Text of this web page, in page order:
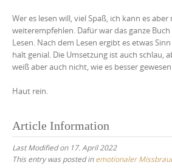
Wer es lesen will, viel Spaß, ich kann es
weiterempfehlen. Dafür war das ganze
Lesen. Nach dem Lesen ergibt es etwas
halt genial. Die Umsetzung ist auch schlau,
weiß aber auch nicht, wie es besser
Haut rein.
Article Information
Last Modified on 17. April 2022
This entry was posted inemotionaler